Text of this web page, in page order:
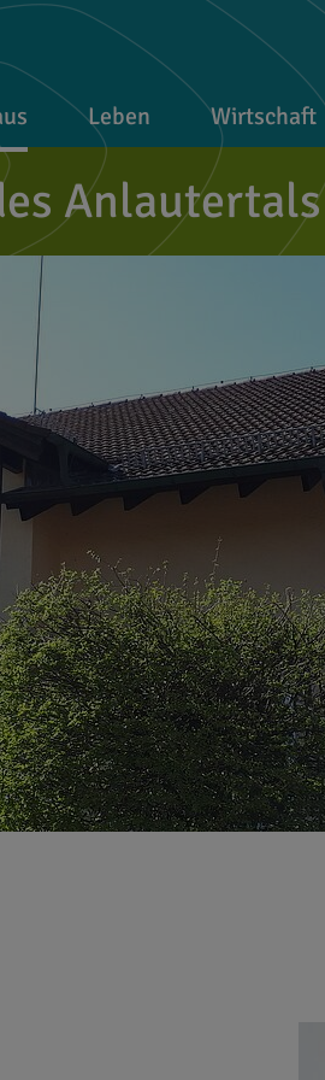
Leben Wirtschaft
Anlautertals